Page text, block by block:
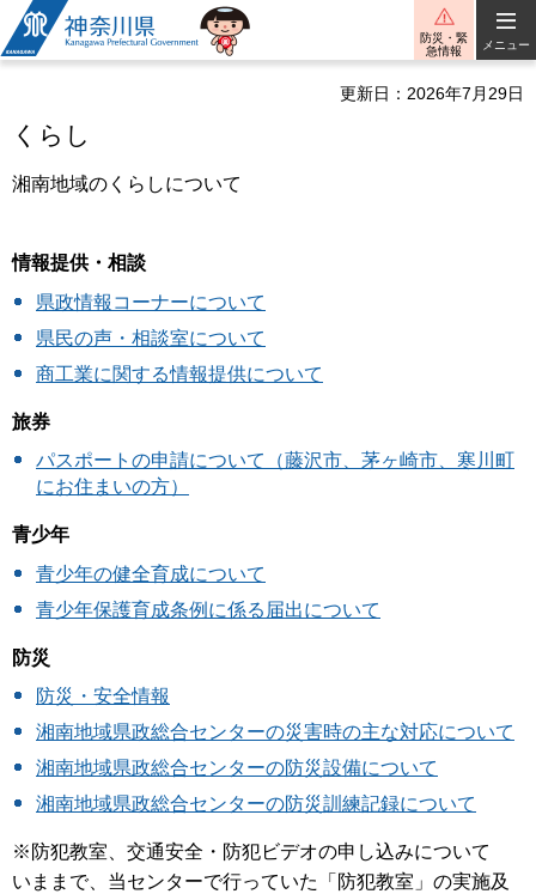
神奈川県
防災・緊
急情報
メニュー
更新日：2026年7月29日
くらし
湘南地域のくらしについて
情報提供・相談
県政情報コーナーについて
県民の声・相談室について
商工業に関する情報提供について
旅券
パスポートの申請について（藤沢市、茅ヶ崎市、寒川町
にお住まいの方）
青少年
青少年の健全育成について
青少年保護育成条例に係る届出について
防災
防災・安全情報
湘南地域県政総合センターの災害時の主な対応について
湘南地域県政総合センターの防災設備について
湘南地域県政総合センターの防災訓練記録について
※防犯教室、交通安全・防犯ビデオの申し込みについて
いままで、当センターで行っていた「防犯教室」の実施及